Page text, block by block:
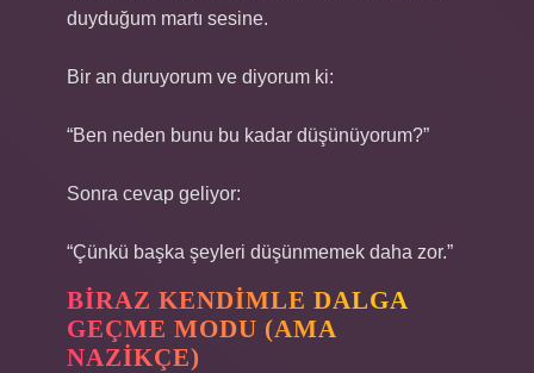
duyduğum martı sesine.
Bir an duruyorum ve diyorum ki:
“Ben neden bunu bu kadar düşünüyorum?”
Sonra cevap geliyor:
“Çünkü başka şeyleri düşünmemek daha zor.”
BIRAZ KENDIMLE DALGA
GEÇME MODU (AMA
NAZIKÇE)